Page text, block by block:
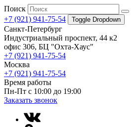
Поиск
+7 (921) 941-75-54
Toggle Dropdown
Санкт-Петербург
Индустриальный проспект, 44 к2
офис 306, БЦ "Охта-Хаус"
+7 (921) 941-75-54
Москва
+7 (921) 941-75-54
Время работы
Пн-Пт с 10:00 до 19:00
Заказать звонок